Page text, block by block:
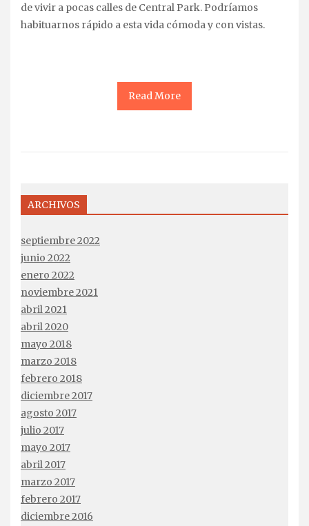
de vivir a pocas calles de Central Park. Podríamos
habituarnos rápido a esta vida cómoda y con vistas.
Read More
ARCHIVOS
septiembre 2022
junio 2022
enero 2022
noviembre 2021
abril 2021
abril 2020
mayo 2018
marzo 2018
febrero 2018
diciembre 2017
agosto 2017
julio 2017
mayo 2017
abril 2017
marzo 2017
febrero 2017
diciembre 2016